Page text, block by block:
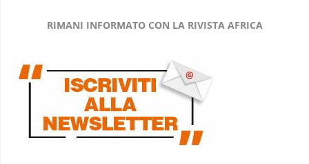
RIMANI INFORMATO CON LA RIVISTA AFRICA